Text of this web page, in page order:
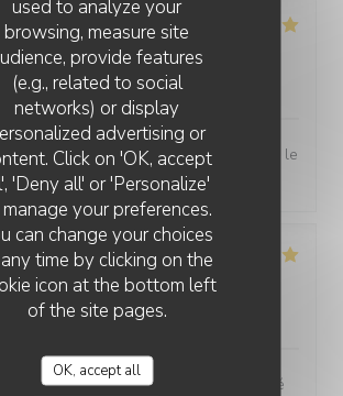
used to analyze your
browsing, measure site
provide features
(e.g., related to social
networks) or display
advertising or
Click on 'OK, accept
'Deny all' or 'Personalize'
your preferences.
can change your choices
time by clicking on the
icon at the bottom left
of the site pages.
OK, accept all
- Guests 2
:5/5 Food:5/5 Value
halte. Nous nous sommes régalés avec le
- Guests 2
:5/5 Food:5/5 Value
Saint Laurent qui m'a été recommandé
L'EBULLITION